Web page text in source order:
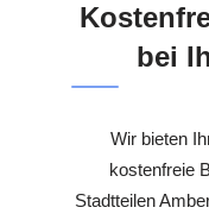
bei
Wir bieten
kostenfreie
Stadtteilen